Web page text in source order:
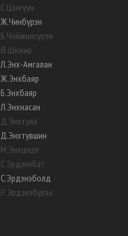
С.Цэнгүүн
Ж.Чинбүрэн
Б.Чойжилсүрэн
Ө.Шижир
Л.Энх-Амгалан
Ж.Энхбаяр
Б.Энхбаяр
Л.Энхнасан
Д.Энхтуяа
Д.Энхтүвшин
М.Энхцэцэг
С.Эрдэнэбат
С.Эрдэнэболд
Р.Эрдэнэбүрэн